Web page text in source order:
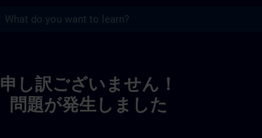
申し訳ございません！
問題が発生しました